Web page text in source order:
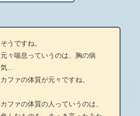
そうですね。
元々喘息っていうのは、胸の病
気…
カファの体質が元々ですね。
カファの体質の人っていうのは、